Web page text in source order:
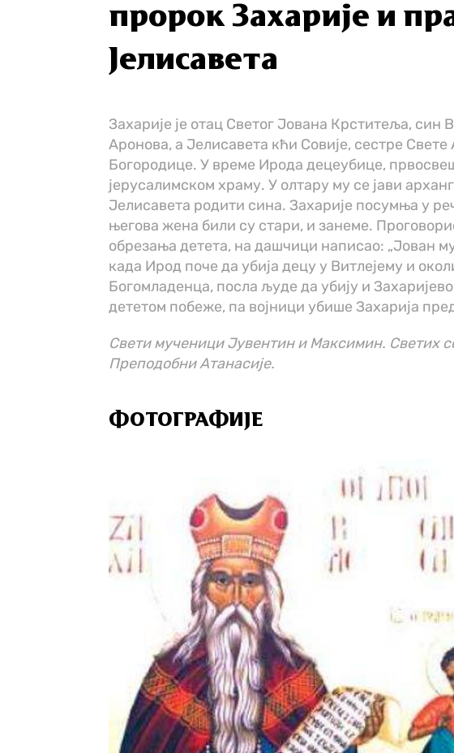
пророк Захарије и
Јелисавета
Захарије је отац Светог Јована Крститеља, син
Аронова, а Јелисавета кћи Совије, сестре Свете
Богородице. У време Ирода децеубице,
јерусалимском храму. У олтару му се јави
Јелисавета родити сина. Захарије посумња у
његова жена били су стари, и занеме.
обрезања детета, на дашчици написао: „Јован
када Ирод поче да убија децу у Витлејему и
Богомладенца, посла људе да убију и
дететом побеже, па војници убише Захарија
Свети мученици Јувентин и Максимин. Светих
Преподобни Атанасије.
ФОТОГРАФИЈЕ